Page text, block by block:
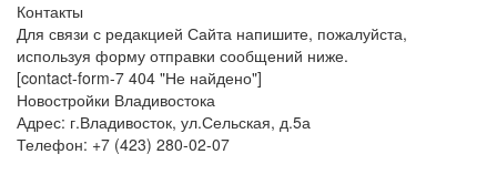
Контакты
Для связи с редакцией Сайта напишите, пожалуйста,
используя форму отправки сообщений ниже.
[contact-form-7 404 "Не найдено"]
Новостройки Владивостока
Адрес: г.Владивосток, ул.Сельская, д.5а
Телефон: +7 (423) 280-02-07